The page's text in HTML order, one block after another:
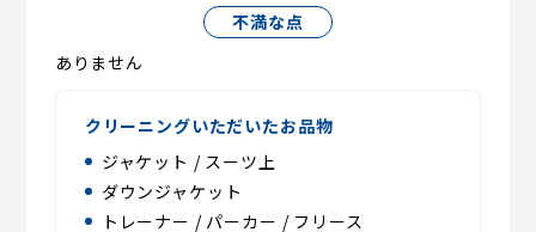
不満な点
ありません
クリーニングいただいたお品物
ジャケット / スーツ上
ダウンジャケット
トレーナー / パーカー / フリース